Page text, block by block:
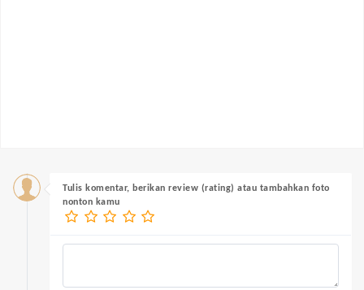
Tulis komentar, berikan review (rating) atau tambahkan foto
nonton kamu